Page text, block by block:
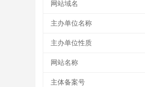
网站域名
主办单位名称
主办单位性质
网站名称
主体备案号